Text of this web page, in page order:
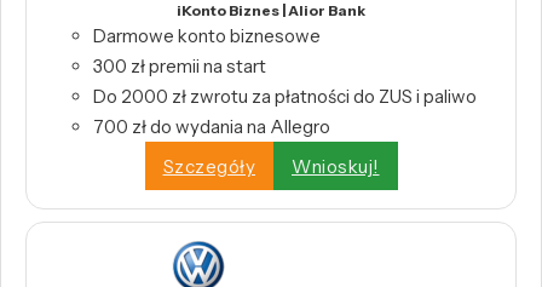
iKonto Biznes | Alior Bank
Darmowe konto biznesowe
300 zł premii na start
Do 2000 zł zwrotu za płatności do ZUS i paliwo
700 zł do wydania na Allegro
Szczegóły
Wnioskuj!